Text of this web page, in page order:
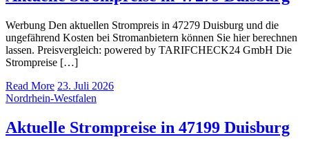
Werbung Den aktuellen Strompreis in 47279 Duisburg und die
ungefährend Kosten bei Stromanbietern können Sie hier berechnen
lassen. Preisvergleich: powered by TARIFCHECK24 GmbH Die
Strompreise […]
Read More 23. Juli 2026
Nordrhein-Westfalen
Aktuelle Strompreise in 47199 Duisburg